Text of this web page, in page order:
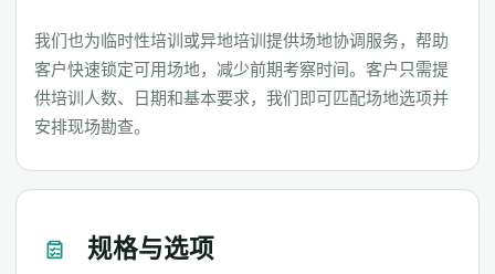
我们也为临时性培训或异地培训提供场地协调服务，帮助
客户快速锁定可用场地，减少前期考察时间。客户只需提
供培训人数、日期和基本要求，我们即可匹配场地选项并
安排现场勘查。
规格与选项